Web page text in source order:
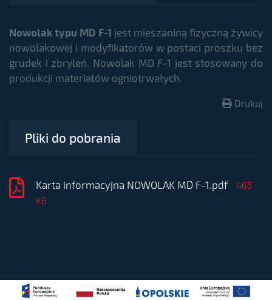
Nowolak typu MD F-1 jest mieszaniną fizyczną żywicy
nowolakowej i modyfikatorów w postaci proszku bez
grudek i zbryleń. Nowolak MD F-1 jest stosowany do
produkcji materiałów ogniotrwałych.
Drukuj
Pliki do pobrania
Karta informacyjna NOWOLAK MD F-1.pdf
465
KB